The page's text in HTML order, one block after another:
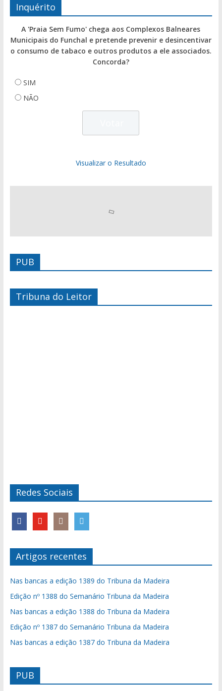
Inquérito
A 'Praia Sem Fumo' chega aos Complexos Balneares
Municipais do Funchal e pretende prevenir e desincentivar
o consumo de tabaco e outros produtos a ele associados.
Concorda?
SIM
NÃO
Visualizar o Resultado
PUB
Tribuna do Leitor
Redes Sociais
Artigos recentes
Nas bancas a edição 1389 do Tribuna da Madeira
Edição nº 1388 do Semanário Tribuna da Madeira
Nas bancas a edição 1388 do Tribuna da Madeira
Edição nº 1387 do Semanário Tribuna da Madeira
Nas bancas a edição 1387 do Tribuna da Madeira
PUB